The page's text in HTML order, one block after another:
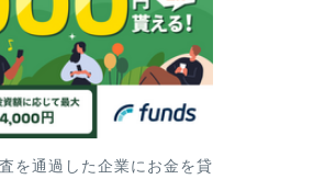
を通過した企業にお金を貸